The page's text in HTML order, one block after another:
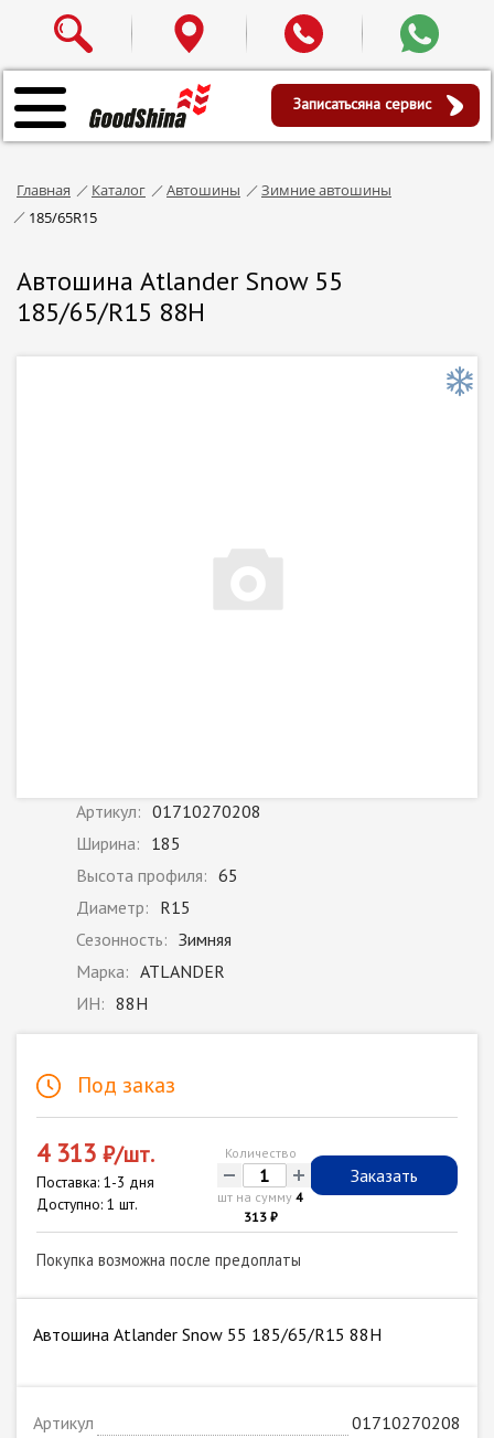
Записатьсяна сервис
Главная Каталог Автошины
Зимние автошины
185/65R15
Автошина Atlander Snow 55
185/65/R15 88H
Артикул: 01710270208
Ширина: 185
Высота профиля: 65
Диаметр: R15
Сезонность: Зимняя
Марка: ATLANDER
ИН: 88H
Под заказ
4 313 ₽/шт.
Поставка: 1-3 дня
Доступно: 1 шт.
Количество
- +
шт на сумму4
313 ₽
Заказать
Покупка возможна после предоплаты
Автошина Atlander Snow 55 185/65/R15 88H
Артикул
01710270208